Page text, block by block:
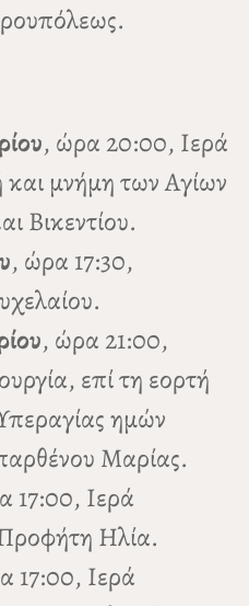
, ώρα 20:00, Ιερά
και μνήμη των Αγίων
Βικεντίου.
, ώρα 17:30,
, ώρα 21:00,
επί τη εορτή
ημών
Μαρίας.
17:00, Ιερά
Ηλία.
17:00, Ιερά